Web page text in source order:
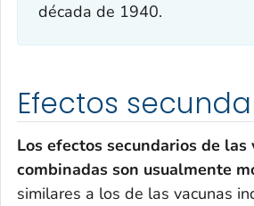
década de 1940.
Efectos
Los efectos secundarios de las
combinadas son usualmente
similares a los de las vacunas